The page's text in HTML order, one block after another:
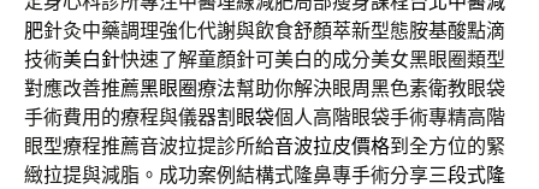
肥針灸中藥調理強化代謝與飲食舒顏萃新型態胺基酸點滴
技術美白針快速了解童顏針可美白的成分美女黑眼圈類型
對應改善推薦黑眼圈療法幫助你解決眼周黑色素衛教眼袋
手術費用的療程與儀器割眼袋個人高階眼袋手術專精高階
眼型療程推薦音波拉提診所給音波拉皮價格到全方位的緊
緻拉提與減脂。成功案例結構式隆鼻專手術分享三段式隆